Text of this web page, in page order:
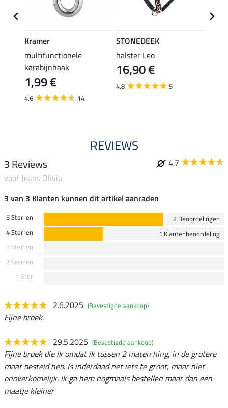
Kramer
multifunctionele
karabijnhaak
1,99 €
4.6 14
STONEDEEK
halster Leo
16,90 €
4.8 5
REVIEWS
3 Reviews
4.7
voor Jeans Olivia
3 van 3 Klanten kunnen dit artikel aanraden
5 Sterren
2 Beoordelingen
4 Sterren
1 Klantenbeoordeling
3 Sterren
2 Sterren
1 Ster
2.6.2025 (Bevestigde aankoop)
Fijne broek.
29.5.2025 (Bevestigde aankoop)
Fijne broek die ik omdat ik tussen 2 maten hing, in de grotere
maat besteld heb. Is inderdaad net iets te groot, maar niet
onoverkomelijk. Ik ga hem nogmaals bestellen maar dan een
maatje kleiner